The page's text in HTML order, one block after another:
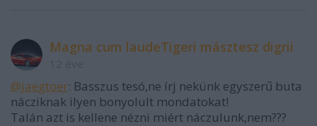
Magna cum laudeTigeri másztesz digrii
@jaegtoer: Basszus tesó,ne írj nekünk egyszerű buta
nácziknak ilyen bonyolult mondatokat!
Talán azt is kellene nézni miért náczulunk,nem???